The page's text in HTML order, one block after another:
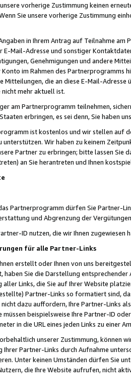
vorherige Zustimmung keinen
Sie unsere vorherige Zustimmung
in Ihrem Antrag auf Teilnahme
E-Mail-Adresse und sonstiger
Genehmigungen und andere
im Rahmen des Partnerprogramms
Mitteilungen, die an diese E-Mail-
mehr aktuell ist.
am Partnerprogramm teilnehmen,
erbringen, es sei denn, Sie haben
ist kostenlos und wir stellen auf
unterstützen. Wir haben zu keinem
Partner zu erbringen; bitte lassen Sie
an Sie herantreten und Ihnen
Partnerprogramm dürfen Sie Partner-
und Abgrenzung der
ID nutzen, die wir Ihnen zugewiesen
für alle Partner-Links
erstellt oder Ihnen von uns
haben Sie die Darstellung
Links, die Sie auf Ihrer Website
Partner-Links so formatiert sind,
dazu auffordern, Ihre Partner-Links
beispielsweise Ihre Partner-ID
in die URL eines jeden Links zu einer
unserer Zustimmung, können
Ihrer Partner-Links durch Aufnahme
Unter keinen Umständen dürfen Sie
die Ihre Website aufrufen, nicht